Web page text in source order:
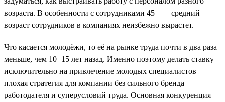
возраста. В особенности с сотрудниками 45+ — средний
возраст сотрудников в компаниях неизбежно вырастет.
Что касается молодёжи, то её на рынке труда почти в два раза
меньше, чем 10−15 лет назад. Именно поэтому делать ставку
исключительно на привлечение молодых специалистов —
плохая стратегия для компании без сильного бренда
работодателя и суперусловий труда. Основная конкуренция